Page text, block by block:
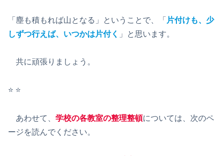
「塵も積もれば山となる」ということで、「 片付けも、少
しずつ行えば、いつかは片付く
」と思います。
共に頑張りましょう。
⭐️ ⭐️
あわせて、 学校の各教室の整理整頓については、次のペ
ージを読んでください。